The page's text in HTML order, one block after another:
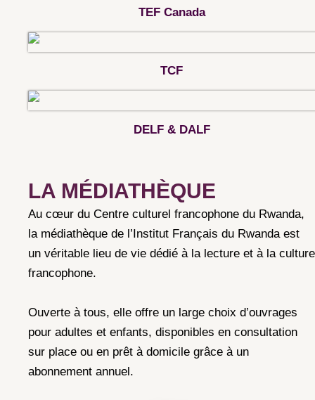
TEF Canada
TCF
DELF & DALF
LA MÉDIATHÈQUE
Au cœur du Centre culturel francophone du Rwanda,
la médiathèque de l’Institut Français du Rwanda est
un véritable lieu de vie dédié à la lecture et à la culture
francophone.
Ouverte à tous, elle offre un large choix d’ouvrages
pour adultes et enfants, disponibles en consultation
sur place ou en prêt à domicile grâce à un
abonnement annuel.